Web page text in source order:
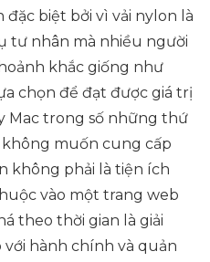
biệt bởi vì vải nylon là
tư nhân mà nhiều người
khắc giống như
chọn để đạt được giá trị
Mac trong số những thứ
muốn cung cấp
không phải là tiện ích
vào một trang web
theo thời gian là giải
hành chính và quản